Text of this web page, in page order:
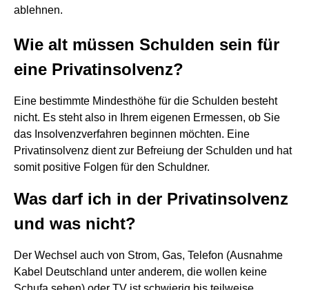
ablehnen.
Wie alt müssen Schulden sein für
eine Privatinsolvenz?
Eine bestimmte Mindesthöhe für die Schulden besteht
nicht. Es steht also in Ihrem eigenen Ermessen, ob Sie
das Insolvenzverfahren beginnen möchten. Eine
Privatinsolvenz dient zur Befreiung der Schulden und hat
somit positive Folgen für den Schuldner.
Was darf ich in der Privatinsolvenz
und was nicht?
Der Wechsel auch von Strom, Gas, Telefon (Ausnahme
Kabel Deutschland unter anderem, die wollen keine